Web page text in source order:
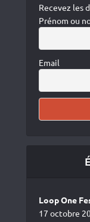
Recevez les
Prénom ou
Email
Loop One
17 octobre